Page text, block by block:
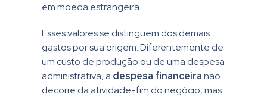
em moeda estrangeira.
Esses valores se distinguem dos demais
gastos por sua origem. Diferentemente de
um custo de produção ou de uma despesa
administrativa, a despesa financeiranão
decorre da atividade-fim do negócio, mas